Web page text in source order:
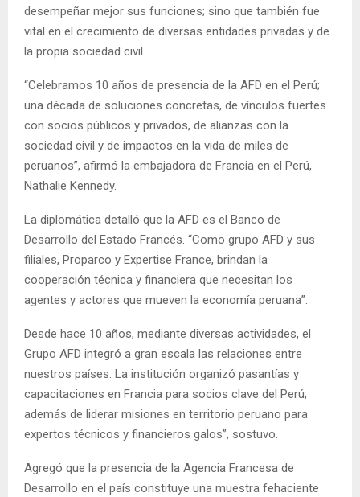
desempeñar mejor sus funciones; sino que también fue
vital en el crecimiento de diversas entidades privadas y de
la propia sociedad civil.
“Celebramos 10 años de presencia de la AFD en el Perú;
una década de soluciones concretas, de vínculos fuertes
con socios públicos y privados, de alianzas con la
sociedad civil y de impactos en la vida de miles de
peruanos”, afirmó la embajadora de Francia en el Perú,
Nathalie Kennedy.
La diplomática detalló que la AFD es el Banco de
Desarrollo del Estado Francés. “Como grupo AFD y sus
filiales, Proparco y Expertise France, brindan la
cooperación técnica y financiera que necesitan los
agentes y actores que mueven la economía peruana”.
Desde hace 10 años, mediante diversas actividades, el
Grupo AFD integró a gran escala las relaciones entre
nuestros países. La institución organizó pasantías y
capacitaciones en Francia para socios clave del Perú,
además de liderar misiones en territorio peruano para
expertos técnicos y financieros galos”, sostuvo.
Agregó que la presencia de la Agencia Francesa de
Desarrollo en el país constituye una muestra fehaciente